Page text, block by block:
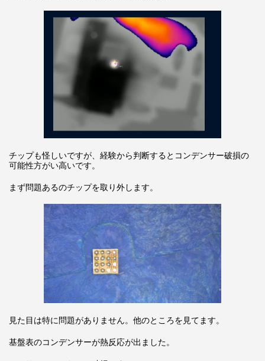
チップも怪しいですが、経験から判断するとコンデンサー破損の
可能性方がい高いです。
まず問題あるのチップを取り外します。
見た目は特に問題がありません。他のところを見てます。
基盤表のコンデンサーが熱反応が出ました。